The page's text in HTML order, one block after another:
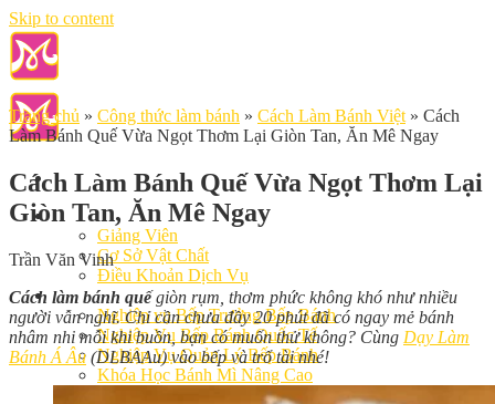
Skip to content
Giới Thiệu
Giảng Viên
Cơ Sở Vật Chất
Điều Khoản Dịch Vụ
Học Làm Bánh
Nghiệp vụ Bếp Trưởng Bếp Bánh
Nghiệp Vụ Bếp Bánh Quốc Tế
Nghiệp Vụ Quản Lý Bếp Bánh
Khóa Học Bánh Mì Nâng Cao
Trang chủ » Công thức làm bánh » Cách Làm Bánh Việt » Cách
Làm Bánh Quế Vừa Ngọt Thơm Lại Giòn Tan, Ăn Mê Ngay
Cách Làm Bánh Quế Vừa Ngọt Thơm Lại
Giòn Tan, Ăn Mê Ngay
Trần Văn Vinh
Cách làm bánh quếgiòn rụm, thơm phức không khó như nhiều
người vẫn nghĩ. Chỉ cần chưa đầy 20 phút đã có ngay mẻ bánh
nhâm nhi mỗi khi buồn, bạn có muốn thử không? Cùng Dạy Làm
Bánh Á Âu (DLBAAu) vào bếp và trổ tài nhé!